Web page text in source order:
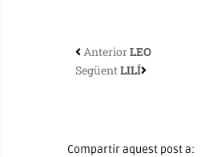
AnteriorLEO
Següent LILÍ
Compartir aquest post a: